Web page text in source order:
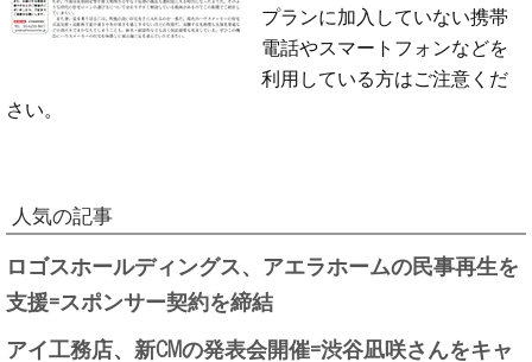
プランに加入していない携帯
電話やスマートフォンなどを
利用している方はご注意くだ
さい。
人気の記事
ロゴスホールディングス、アエラホームの民事再生を
支援=スポンサー契約を締結
アイ工務店、新CMの発表会開催=渋谷凪咲さんをキャ